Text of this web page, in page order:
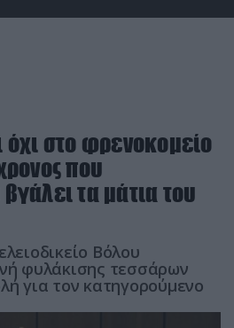
στο φρενοκομείο
που
τα μάτια του
Βόλου
φυλάκισης τεσσάρων
για τον κατηγορούμενο